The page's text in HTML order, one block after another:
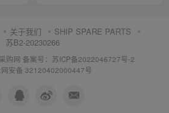
关于我们
SHIP SPARE PARTS
苏B2-20230266
购网 备案号：苏ICP备2022046727号-2
网安备 32120402000447号